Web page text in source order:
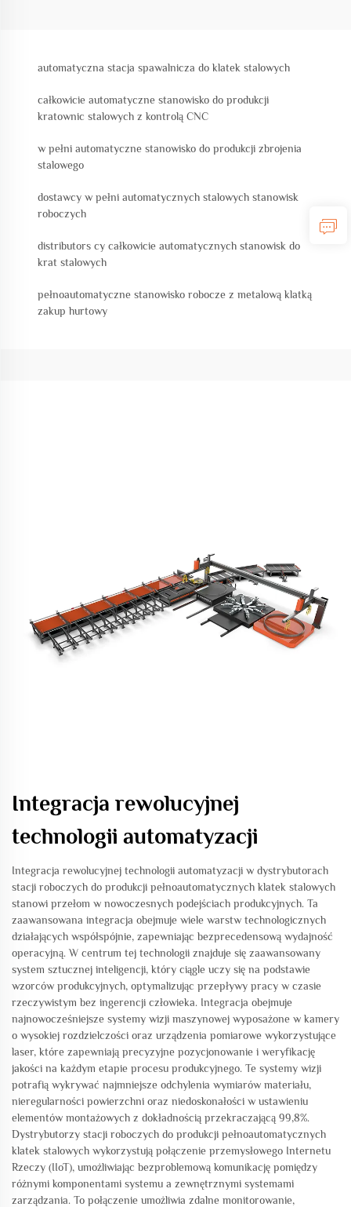
automatyczna stacja spawalnicza do klatek stalowych
całkowicie automatyczne stanowisko do produkcji
kratownic stalowych z kontrolą CNC
w pełni automatyczne stanowisko do produkcji zbrojenia
stalowego
dostawcy w pełni automatycznych stalowych stanowisk
roboczych
distributors cy całkowicie automatycznych stanowisk do
krat stalowych
pełnoautomatyczne stanowisko robocze z metalową klatką
zakup hurtowy
Integracja rewolucyjnej
technologii automatyzacji
Integracja rewolucyjnej technologii automatyzacji w dystrybutorach
stacji roboczych do produkcji pełnoautomatycznych klatek stalowych
stanowi przełom w nowoczesnych podejściach produkcyjnych. Ta
zaawansowana integracja obejmuje wiele warstw technologicznych
działających współspójnie, zapewniając bezprecedensową wydajność
operacyjną. W centrum tej technologii znajduje się zaawansowany
system sztucznej inteligencji, który ciągle uczy się na podstawie
wzorców produkcyjnych, optymalizując przepływy pracy w czasie
rzeczywistym bez ingerencji człowieka. Integracja obejmuje
najnowocześniejsze systemy wizji maszynowej wyposażone w kamery
o wysokiej rozdzielczości oraz urządzenia pomiarowe wykorzystujące
laser, które zapewniają precyzyjne pozycjonowanie i weryfikację
jakości na każdym etapie procesu produkcyjnego. Te systemy wizji
potrafią wykrywać najmniejsze odchylenia wymiarów materiału,
nieregularności powierzchni oraz niedoskonałości w ustawieniu
elementów montażowych z dokładnością przekraczającą 99,8%.
Dystrybutorzy stacji roboczych do produkcji pełnoautomatycznych
klatek stalowych wykorzystują połączenie przemysłowego Internetu
Rzeczy (IIoT), umożliwiając bezproblemową komunikację pomiędzy
różnymi komponentami systemu a zewnętrznymi systemami
zarządzania. To połączenie umożliwia zdalne monitorowanie,